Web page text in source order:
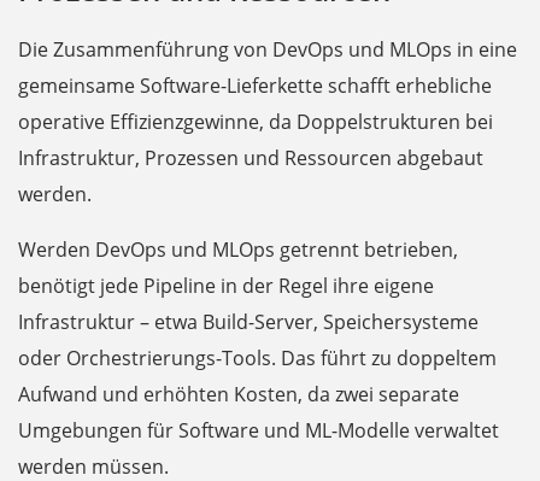
Die Zusammenführung von DevOps und MLOps in eine
gemeinsame Software-Lieferkette schafft erhebliche
operative Effizienzgewinne, da Doppelstrukturen bei
Infrastruktur, Prozessen und Ressourcen abgebaut
werden.
Werden DevOps und MLOps getrennt betrieben,
benötigt jede Pipeline in der Regel ihre eigene
Infrastruktur – etwa Build-Server, Speichersysteme
oder Orchestrierungs-Tools. Das führt zu doppeltem
Aufwand und erhöhten Kosten, da zwei separate
Umgebungen für Software und ML-Modelle verwaltet
werden müssen.